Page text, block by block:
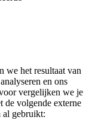
we het resultaat van
en ons
vergelijken we je
de volgende externe
al gebruikt: